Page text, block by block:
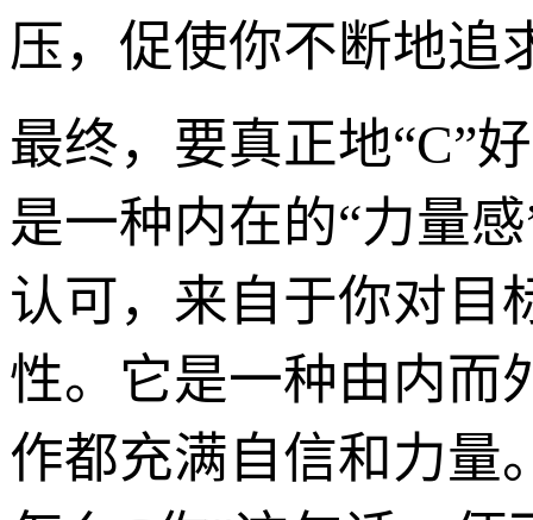
压，促使你不断地追
最终，要真正地“C”
是一种内在的“力量
认可，来自于你对目
性。它是一种由内而
作都充满自信和力量